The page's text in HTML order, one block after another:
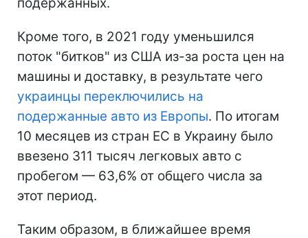
Кроме того, в 2021 году уменьшился
поток "битков" из США из-за роста цен на
машины и доставку, в результате чего
украинцы переключились на
подержанные авто из Европы. По итогам
10 месяцев из стран ЕС в Украину было
ввезено 311 тысяч легковых авто с
пробегом — 63,6% от общего числа за
этот период.
Таким образом, в ближайшее время